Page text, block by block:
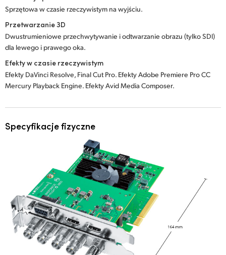
Sprzętowa w czasie rzeczywistym na wyjściu.
Przetwarzanie 3D
Dwustrumieniowe przechwytywanie i odtwarzanie obrazu (tylko SDI)
dla lewego i prawego oka.
Efekty w czasie rzeczywistym
Efekty DaVinci Resolve, Final Cut Pro. Efekty Adobe Premiere Pro CC
Mercury Playback Engine. Efekty Avid Media Composer.
Specyfikacje fizyczne